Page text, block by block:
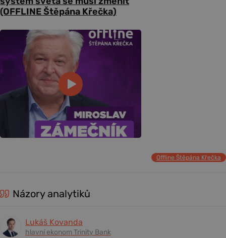
(OFFLINE Štěpána Křečka)
Offline Štěpána Křečka
Názory analytiků
Lukáš Kovanda
hlavní ekonom Trinity Bank